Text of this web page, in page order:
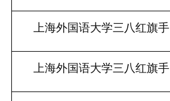
上海外国语大学三八红旗手
上海外国语大学三八红旗手